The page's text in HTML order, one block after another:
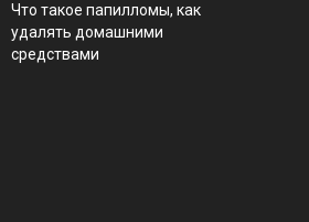
Что такое папилломы, как
удалять домашними
средствами